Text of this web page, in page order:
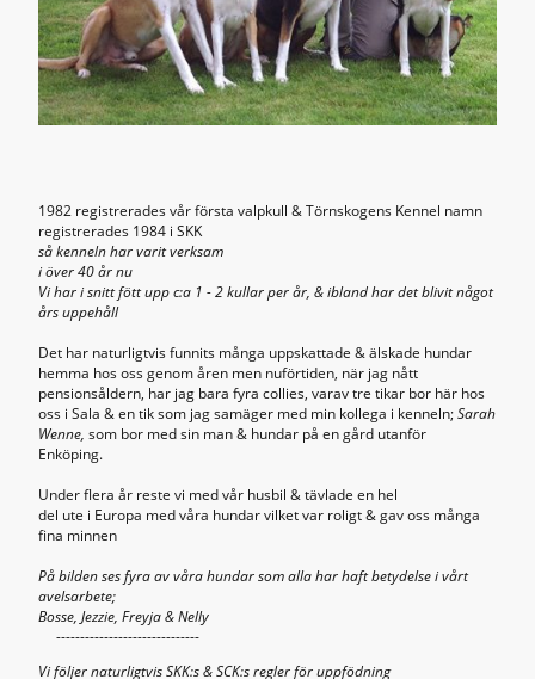
1982 registrerades vår första valpkull & Törnskogens Kennel namn
registrerades 1984 i SKK
så kenneln har varit verksam
i över 40 år nu
Vi har i snitt fött upp c:a 1 - 2 kullar per år, & ibland har det blivit något
års uppehåll
Det har naturligtvis funnits många uppskattade & älskade hundar
hemma hos oss genom åren men nuförtiden, när jag nått
pensionsåldern, har jag bara fyra collies, varav tre tikar bor här hos
oss i Sala & en tik som jag samäger med min kollega i kenneln;Sarah
Wenne, som bor med sin man & hundar på en gård utanför
Enköping.
Under flera år reste vi med vår husbil & tävlade en hel
del ute i Europa med våra hundar vilket var roligt & gav oss många
fina minnen
På bilden ses fyra av våra hundar som alla har haft betydelse i vårt
avelsarbete;
Bosse, Jezzie, Freyja & Nelly
------------------------------
Vi följer naturligtvis SKK:s & SCK:s regler för uppfödning